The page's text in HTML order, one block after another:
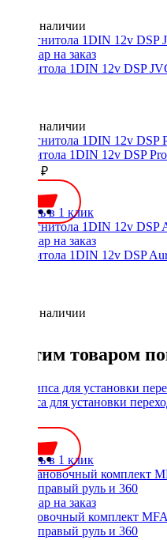
Нет в наличии
Магнитола 1DIN 12v DSP
Нет в наличии
Магнитола 1DIN 12v DSP
10590 ₽
Купить в 1 клик
Магнитола 1DIN 12v DSP
Нет в наличии
С этим товаром
Клипса для установки
Купить в 1 клик
Установочный комплект
2017, правый руль и 360